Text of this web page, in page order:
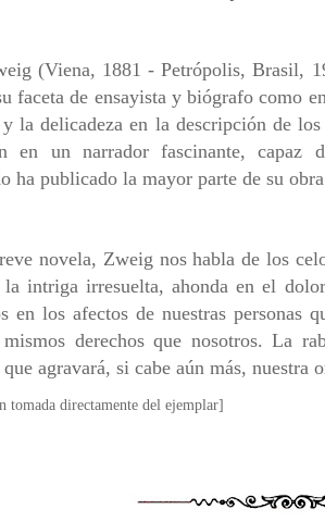
(Viena, 1881 - Petrópolis, Brasil,
faceta de ensayista y biógrafo como
la delicadeza en la descripción de
en un narrador fascinante, capaz
ha publicado la mayor parte de su
novela, Zweig nos habla de los
intriga irresuelta, ahonda en el
en los afectos de nuestras personas
derechos que nosotros. La
agravará, si cabe aún más, nuestra
tomada directamente del ejemplar]